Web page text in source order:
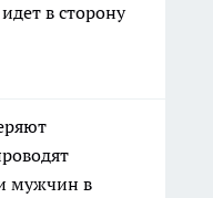
в сторону
мужчин в